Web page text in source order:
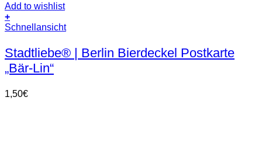
Add to wishlist
+
Schnellansicht
Stadtliebe® | Berlin Bierdeckel Postkarte
„Bär-Lin“
1,50€